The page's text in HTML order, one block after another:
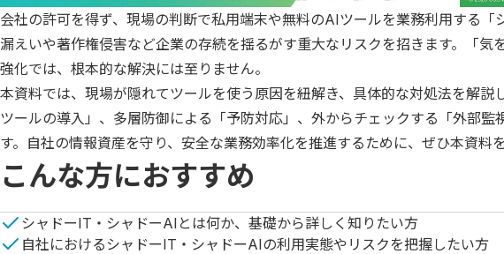
会社の許可を得ず、現場の判断で私用端末や無料のAIツールを業務利用する
漏えいや著作権侵害など企業の存続を揺るがす重大なリスクを招きます。「気
強化では、根本的な解決には至りません。
本資料では、現場が隠れてツールを使う原因を紐解き、具体的な対処法を解説
ツールの導入」、多層防御による「予防対応」、外からチェックする「外部監
す。自社の情報資産を守り、安全な業務効率化を推進するために、ぜひ本資料
こんな方におすすめ
シャドーIT・シャドーAIとは何か、基礎から詳しく知りたい方
自社におけるシャドーIT・シャドーAIの利用実態やリスクを把握したい方